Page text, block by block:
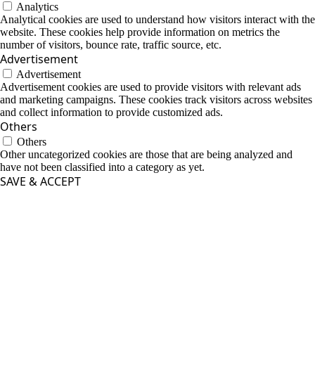
Analytics
Analytical cookies are used to understand how visitors interact with the
website. These cookies help provide information on metrics the
number of visitors, bounce rate, traffic source, etc.
Advertisement
Advertisement
Advertisement cookies are used to provide visitors with relevant ads
and marketing campaigns. These cookies track visitors across websites
and collect information to provide customized ads.
Others
Others
Other uncategorized cookies are those that are being analyzed and
have not been classified into a category as yet.
SAVE & ACCEPT